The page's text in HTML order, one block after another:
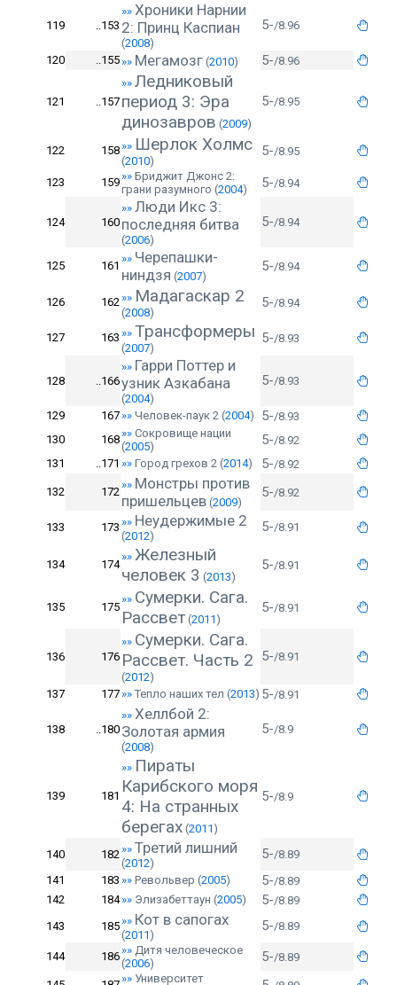
119 ..153
»» Хроники Нарнии
2: Принц Каспиан
(2008)
5-/8.96
120 ..155»» Мегамозг (2010) 5-/8.96
121 ..157
»» Ледниковый
период 3: Эра
динозавров (2009)
5-/8.95
122 158»» Шерлок Холмс
(2010)
5-/8.95
123 159»» Бриджит Джонс 2:
грани разумного (2004) 5-/8.94
124 160
»» Люди Икс 3:
последняя битва
(2006)
5-/8.94
125 161
»» Черепашки-
ниндзя (2007)
5-/8.94
126 162»» Мадагаскар 2
(2008)
5-/8.94
127 163 »» Трансформеры
(2007)
5-/8.93
128 ..166
»» Гарри Поттер и
узник Азкабана
(2004)
5-/8.93
129 167»» Человек-паук 2 (2004) 5-/8.93
130
168»» Сокровище нации
(2005) 5-/8.92
131
..171 »» Город грехов 2 (2014) 5-/8.92
132 172
»» Монстры против
пришельцев (2009)
5-/8.92
133 173 »» Неудержимые 2
(2012)
5-/8.91
134 174
»» Железный
человек 3 (2013)
5-/8.91
135 175
»» Сумерки. Сага.
Рассвет (2011)
5-/8.91
136 176
»» Сумерки. Сага.
Рассвет. Часть 2
(2012)
5-/8.91
137 177»» Тепло наших тел (2013) 5-/8.91
138 ..180
»» Хеллбой 2:
Золотая армия
(2008)
5-/8.9
139 181
»» Пираты
Карибского моря
4: На странных
берегах (2011)
5-/8.9
140 182»» Третий лишний
(2012)
5-/8.89
141
183 »» Револьвер (2005) 5-/8.89
142
184»» Элизабеттаун (2005) 5-/8.89
143
185»» Кот в сапогах
(2011)
5-/8.89
144 186»» Дитя человеческое
(2006) 5-/8.89
»» Университет